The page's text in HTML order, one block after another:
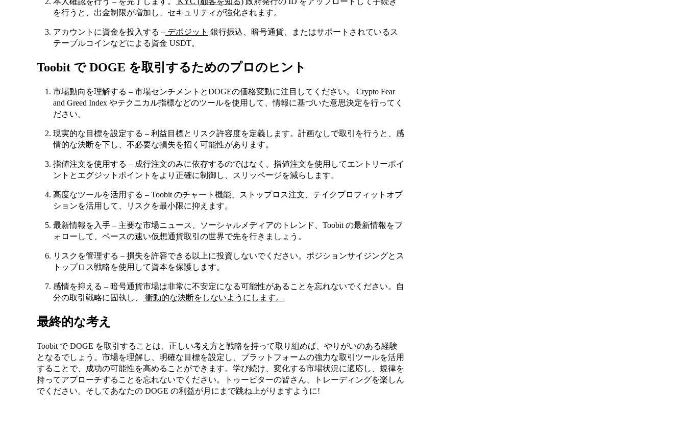
を行うと、出金制限が増加し、セキュリティが強化されます。
アカウントに資金を投入する – デポジット 銀行振込、暗号通貨、またはサポートされているス
テーブルコインなどによる資金 USDT。
Toobit で DOGE を取引するためのプロのヒント
市場動向を理解する – 市場センチメントとDOGEの価格変動に注目してください。 Crypto Fear
and Greed Index やテクニカル指標などのツールを使用して、情報に基づいた意思決定を行ってく
ださい。
現実的な目標を設定する – 利益目標とリスク許容度を定義します。計画なしで取引を行うと、感
情的な決断を下し、不必要な損失を招く可能性があります。
指値注文を使用する – 成行注文のみに依存するのではなく、指値注文を使用してエントリーポイ
ントとエグジットポイントをより正確に制御し、スリッページを減らします。
高度なツールを活用する – Toobit のチャート機能、ストップロス注文、テイクプロフィットオプ
ションを活用して、リスクを最小限に抑えます。
最新情報を入手 – 主要な市場ニュース、ソーシャルメディアのトレンド、Toobit の最新情報をフ
ォローして、ペースの速い仮想通貨取引の世界で先を行きましょう。
リスクを管理する – 損失を許容できる以上に投資しないでください。ポジションサイジングとス
トップロス戦略を使用して資本を保護します。
感情を抑える – 暗号通貨市場は非常に不安定になる可能性があることを忘れないでください。自
分の取引戦略に固執し、
衝動的な決断をしないようにします。
最終的な考え
Toobit で DOGE を取引することは、正しい考え方と戦略を持って取り組めば、やりがいのある経験
となるでしょう。市場を理解し、明確な目標を設定し、プラットフォームの強力な取引ツールを活用
することで、成功の可能性を高めることができます。学び続け、変化する市場状況に適応し、規律を
持ってアプローチすることを忘れないでください。トゥービターの皆さん、トレーディングを楽しん
でください。そしてあなたの DOGE の利益が月にまで跳ね上がりますように!